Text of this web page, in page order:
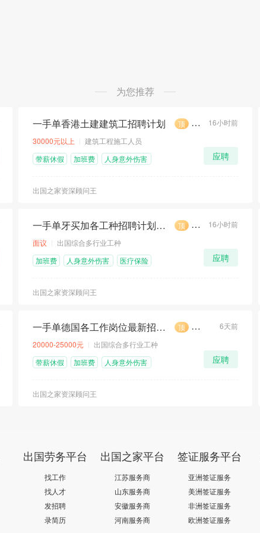
为您推荐
16小时前
一手单香港土建建筑工招聘计划 顶 荐
急
30000元以上
建筑工程施工人员
应聘
带薪休假 加班费
人身意外伤害
出国之家资深顾问王
16小时前
一手单牙买加各工种招聘计划汇总 顶 荐
急
面议
出国综合多行业工种
应聘
加班费
人身意外伤害
医疗保险
出国之家资深顾问王
6天前
一手单德国各工作岗位最新招聘计划 顶 荐
急
20000-25000元
出国综合多行业工种
应聘
带薪休假 加班费
人身意外伤害
出国之家资深顾问王
出国劳务平台
找工作
找人才
发招聘
录简历
出国之家平台
江苏服务商
山东服务商
安徽服务商
河南服务商
签证服务平台
亚洲签证服务
美洲签证服务
非洲签证服务
欧洲签证服务